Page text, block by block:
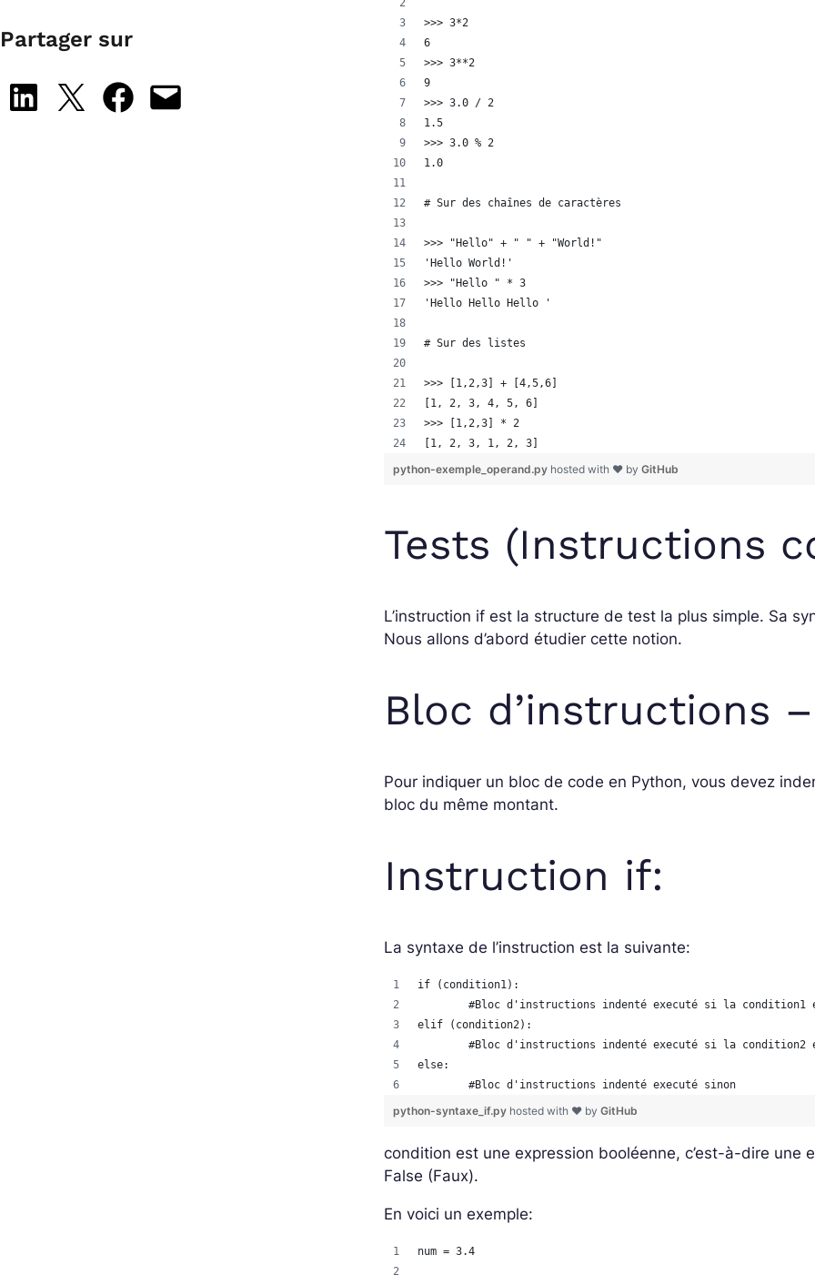
Partager sur
Share on LinkedIn
Share on X Share on Facebook
Email this Page
>>> 3*2
6
>>> 3**2
9
>>> 3.0 / 2
1.5
>>> 3.0 % 2
1.0
# Sur des chaînes de caractères
>>> "Hello" + " " + "World!"
'Hello World!'
>>> "Hello " * 3
'Hello Hello Hello '
# Sur des listes
>>> [1,2,3] + [4,5,6]
[1, 2, 3, 4, 5, 6]
>>> [1,2,3] * 2
[1, 2, 3, 1, 2, 3]
python-exemple_operand.py hosted with ❤ byGitHub
Tests (Instructions
L’instruction if est la structure de test la plus simple. Sa
Nous allons d’abord étudier cette notion.
Bloc d’instructions
Pour indiquer un bloc de code en Python, vous devez
bloc du même montant.
Instruction if:
La syntaxe de l’instruction est la suivante:
if (condition1):
#Bloc d'instructions indenté executé si la condition1
elif (condition2):
#Bloc d'instructions indenté executé si la condition2
else:
	#Bloc d'instructions indenté executé sinon
python-syntaxe_if.py hosted with ❤ byGitHub
condition est une expression booléenne, c’est-à-dire une
False (Faux).
En voici un exemple:
num = 3.4